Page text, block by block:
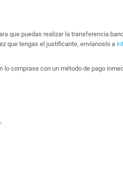
que puedas realizar la transferencia
que tengas el justificante, envíanoslo a
comprase con un método de pago